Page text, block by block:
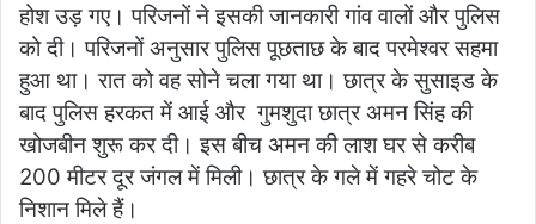
होश उड़ गए। परिजनों ने इसकी जानकारी गांव वालों और पुलिस
को दी। परिजनों अनुसार पुलिस पूछताछ के बाद परमेश्वर सहमा
हुआ था। रात को वह सोने चला गया था। छात्र के सुसाइड के
बाद पुलिस हरकत में आई और गुमशुदा छात्र अमन सिंह की
खोजबीन शुरू कर दी। इस बीच अमन की लाश घर से करीब
200 मीटर दूर जंगल में मिली। छात्र के गले में गहरे चोट के
निशान मिले हैं।